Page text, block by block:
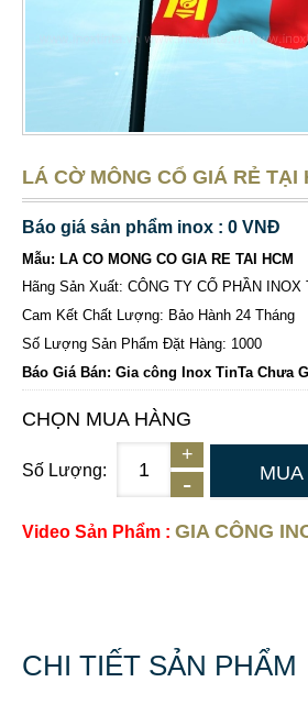
LÁ CỜ MÔNG CỔ GIÁ RẺ TẠI
Báo giá sản phẩm inox : 0 VNĐ
Mẫu: LA CO MONG CO GIA RE TAI HCM
Hãng Sản Xuất: CÔNG TY CỔ PHẦN INOX
Cam Kết Chất Lượng: Bảo Hành 24 Tháng
Số Lượng Sản Phẩm Đặt Hàng: 1000
Báo Giá Bán: Gia công Inox TinTa Chưa
CHỌN MUA HÀNG
Số Lượng: MUA
Video Sản Phẩm : GIA CÔNG
CHI TIẾT SẢN PHẨM